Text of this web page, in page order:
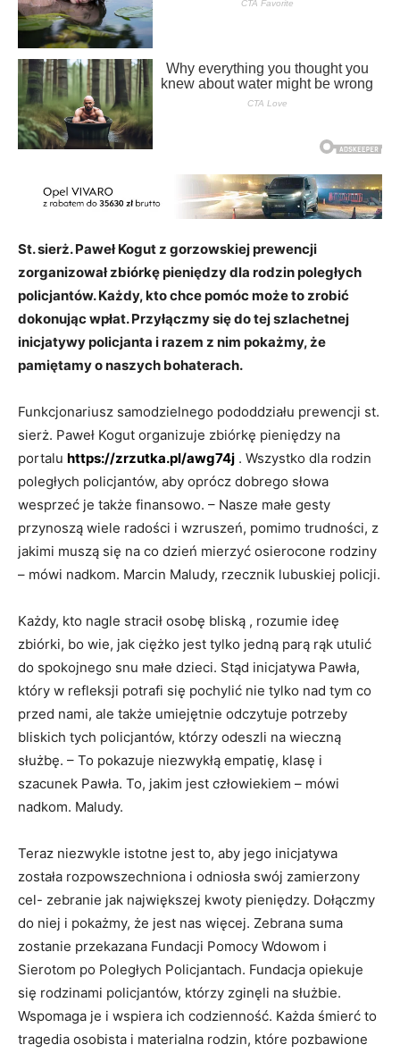
St. sierż. Paweł Kogut z gorzowskiej prewencji
zorganizował zbiórkę pieniędzy dla rodzin poległych
policjantów. Każdy, kto chce pomóc może to zrobić
dokonując wpłat. Przyłączmy się do tej szlachetnej
inicjatywy policjanta i razem z nim pokażmy, że
pamiętamy o naszych bohaterach.
Funkcjonariusz samodzielnego pododdziału prewencji st.
sierż. Paweł Kogut organizuje zbiórkę pieniędzy na
portalu https://zrzutka.pl/awg74j . Wszystko dla rodzin
poległych policjantów, aby oprócz dobrego słowa
wesprzeć je także finansowo. – Nasze małe gesty
przynoszą wiele radości i wzruszeń, pomimo trudności, z
jakimi muszą się na co dzień mierzyć osierocone rodziny
– mówi nadkom. Marcin Maludy, rzecznik lubuskiej policji.
Każdy, kto nagle stracił osobę bliską , rozumie ideę
zbiórki, bo wie, jak ciężko jest tylko jedną parą rąk utulić
do spokojnego snu małe dzieci. Stąd inicjatywa Pawła,
który w refleksji potrafi się pochylić nie tylko nad tym co
przed nami, ale także umiejętnie odczytuje potrzeby
bliskich tych policjantów, którzy odeszli na wieczną
służbę. – To pokazuje niezwykłą empatię, klasę i
szacunek Pawła. To, jakim jest człowiekiem – mówi
nadkom. Maludy.
Teraz niezwykle istotne jest to, aby jego inicjatywa
została rozpowszechniona i odniosła swój zamierzony
cel- zebranie jak największej kwoty pieniędzy. Dołączmy
do niej i pokażmy, że jest nas więcej. Zebrana suma
zostanie przekazana Fundacji Pomocy Wdowom i
Sierotom po Poległych Policjantach. Fundacja opiekuje
się rodzinami policjantów, którzy zginęli na służbie.
Wspomaga je i wspiera ich codzienność. Każda śmierć to
tragedia osobista i materialna rodzin, które pozbawione